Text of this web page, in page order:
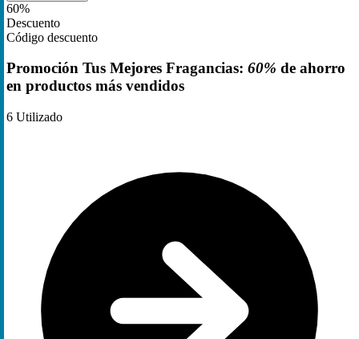
60%
Descuento
Código descuento
Promoción Tus Mejores Fragancias: 60% de ahorro
en productos más vendidos
6 Utilizado